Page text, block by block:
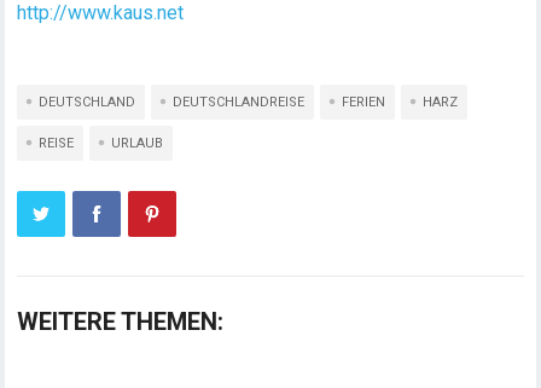
http://www.kaus.net
DEUTSCHLAND DEUTSCHLANDREISE FERIEN HARZ
REISE URLAUB
WEITERE THEMEN: